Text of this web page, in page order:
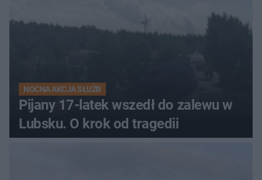
NOCNA AKCJA SŁUŻB
Pijany 17-latek wszedł do zalewu w
Lubsku. O krok od tragedii